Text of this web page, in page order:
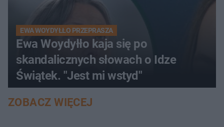
EWA WOYDYŁŁO PRZEPRASZA
Ewa Woydyłło kaja się po
skandalicznych słowach o Idze
Świątek. "Jest mi wstyd"
ZOBACZ WIĘCEJ